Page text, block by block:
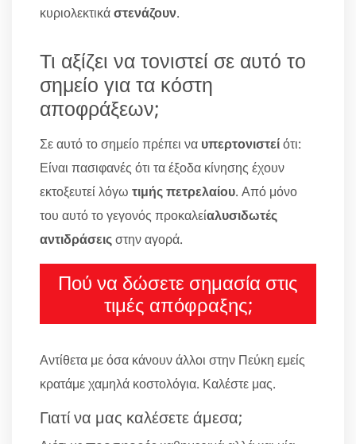
κυριολεκτικάστενάζουν.
Τι αξίζει να τονιστεί σε αυτό το
σημείο για τα κόστη
αποφράξεων;
Σε αυτό το σημείο πρέπει να υπερτονιστείότι:
Είναι πασιφανές ότι τα έξοδα κίνησης έχουν
εκτοξευτεί λόγω τιμής πετρελαίου. Από μόνο
του αυτό το γεγονός προκαλείαλυσιδωτές
αντιδράσειςστην αγορά.
Πού να δώσετε σημασία στις
τιμές απόφραξης;
Αντίθετα με όσα κάνουν άλλοι στην Πεύκη εμείς
κρατάμε χαμηλά κοστολόγια. Καλέστε μας.
Γιατί να μας καλέσετε άμεσα;